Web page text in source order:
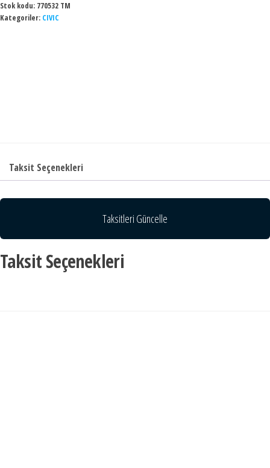
Stok kodu: 770532 TM
Kategoriler: CIVIC
Taksit Seçenekleri
Taksitleri Güncelle
Taksit Seçenekleri